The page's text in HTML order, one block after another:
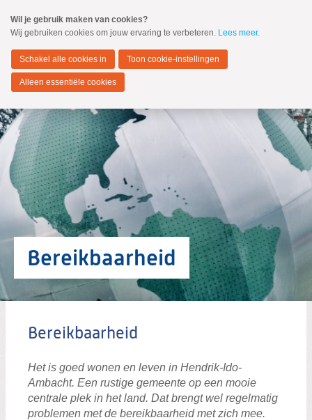
naar
Spring
de
inhoud
Spring
naar
hoofdmenu
Hendrik-Ido-Ambacht
MENU
Zoeken:
Zoeken
Bereikbaarheid
Bereikbaarheid
Het is goed wonen en leven in Hendrik-Ido-
Ambacht. Een rustige gemeente op een mooie
centrale plek in het land. Dat brengt wel regelmatig
problemen met de bereikbaarheid met zich mee.
Wil je gebruik maken van cookies?
Wij gebruiken cookies om jouw ervaring te verbeteren. Lees meer.
Schakel alle cookies in Toon cookie-instellingen
Alleen essentiële cookies